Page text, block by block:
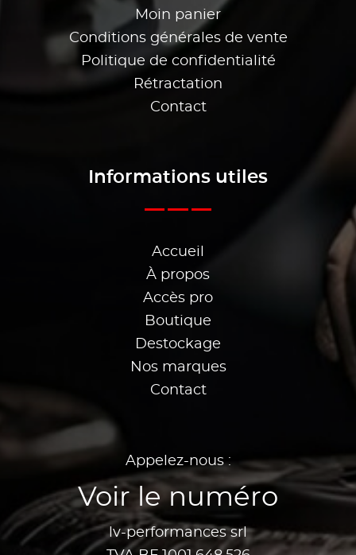
Moin panier
Conditions générales de vente
Politique de confidentialité
Rétractation
Contact
Informations utiles
Accueil
À propos
Accès pro
Boutique
Destockage
Nos marques
Contact
Appelez-nous :
Voir le numéro
lv-performances srl